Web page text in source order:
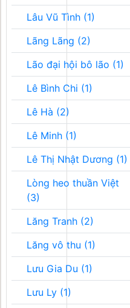
Lâu Vũ Tình (1)
Lãng Lãng (2)
Lão đại hội bô lão (1)
Lê Bình Chi (1)
Lê Hà (2)
Lê Minh (1)
Lê Thị Nhật Dương (1)
Lòng heo thuần Việt
(3)
Lăng Tranh (2)
Lăng vô thu (1)
Lưu Gia Du (1)
Lưu Ly (1)